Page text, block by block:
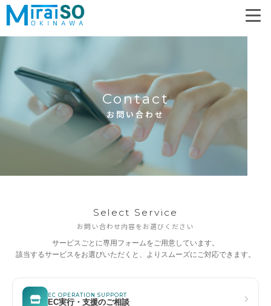
Contact
お問い合わせ
Select Service
お問い合わせ内容をお選びください
サービスごとに専用フォームをご用意しています。
該当するサービスをお選びいただくと、よりスムーズにご対応できます。
EC OPERATION SUPPORT
EC実行・支援のご相談